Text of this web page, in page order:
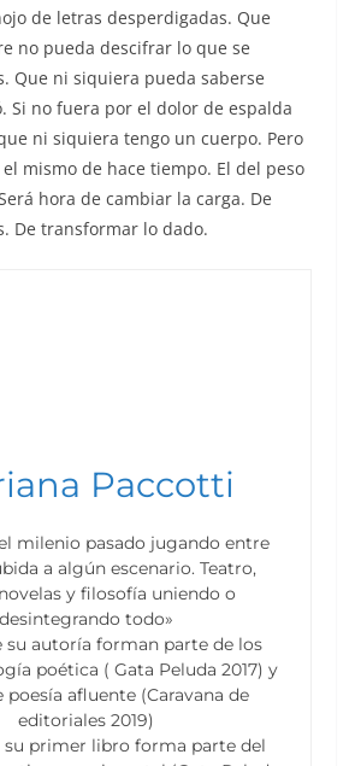
de letras desperdigadas. Que
no pueda descifrar lo que se
Que ni siquiera pueda saberse
Si no fuera por el dolor de espalda
ni siquiera tengo un cuerpo. Pero
mismo de hace tiempo. El del peso
hora de cambiar la carga. De
De transformar lo dado.
Paccotti
milenio pasado jugando entre
a algún escenario. Teatro,
y filosofía uniendo o
desintegrando todo»
su autoría forman parte de los
poética ( Gata Peluda 2017) y
poesía afluente (Caravana de
editoriales 2019)
su primer libro forma parte del